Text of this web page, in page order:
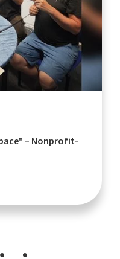
– Nonprofit-